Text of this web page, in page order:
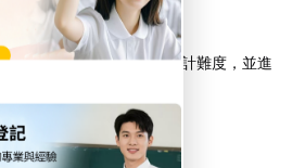
扣固定等）。
裝設計開始，逐步提升設計難度，並進
從錯誤中學習。